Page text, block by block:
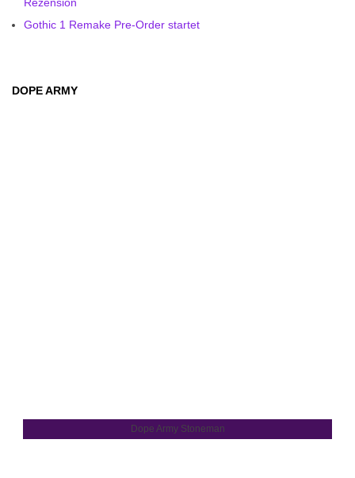
Gothic 1 Remake Pre-Order startet
DOPE ARMY
Dope Army Stoneman